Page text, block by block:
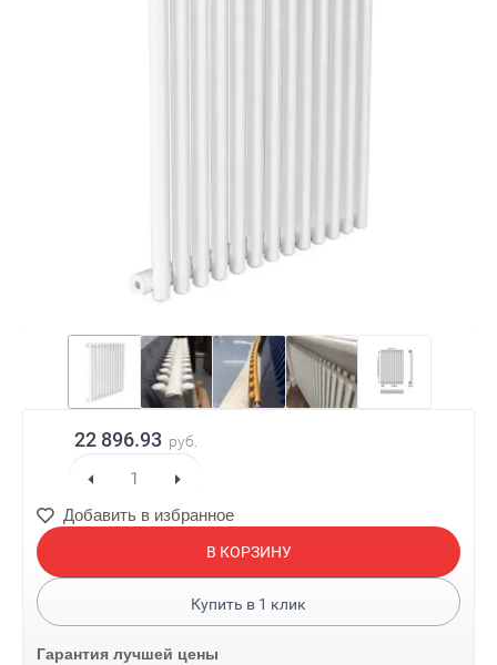
Добавить в избранное
22 896.93 руб.
В КОРЗИНУ
Купить в 1 клик
Гарантия лучшей цены